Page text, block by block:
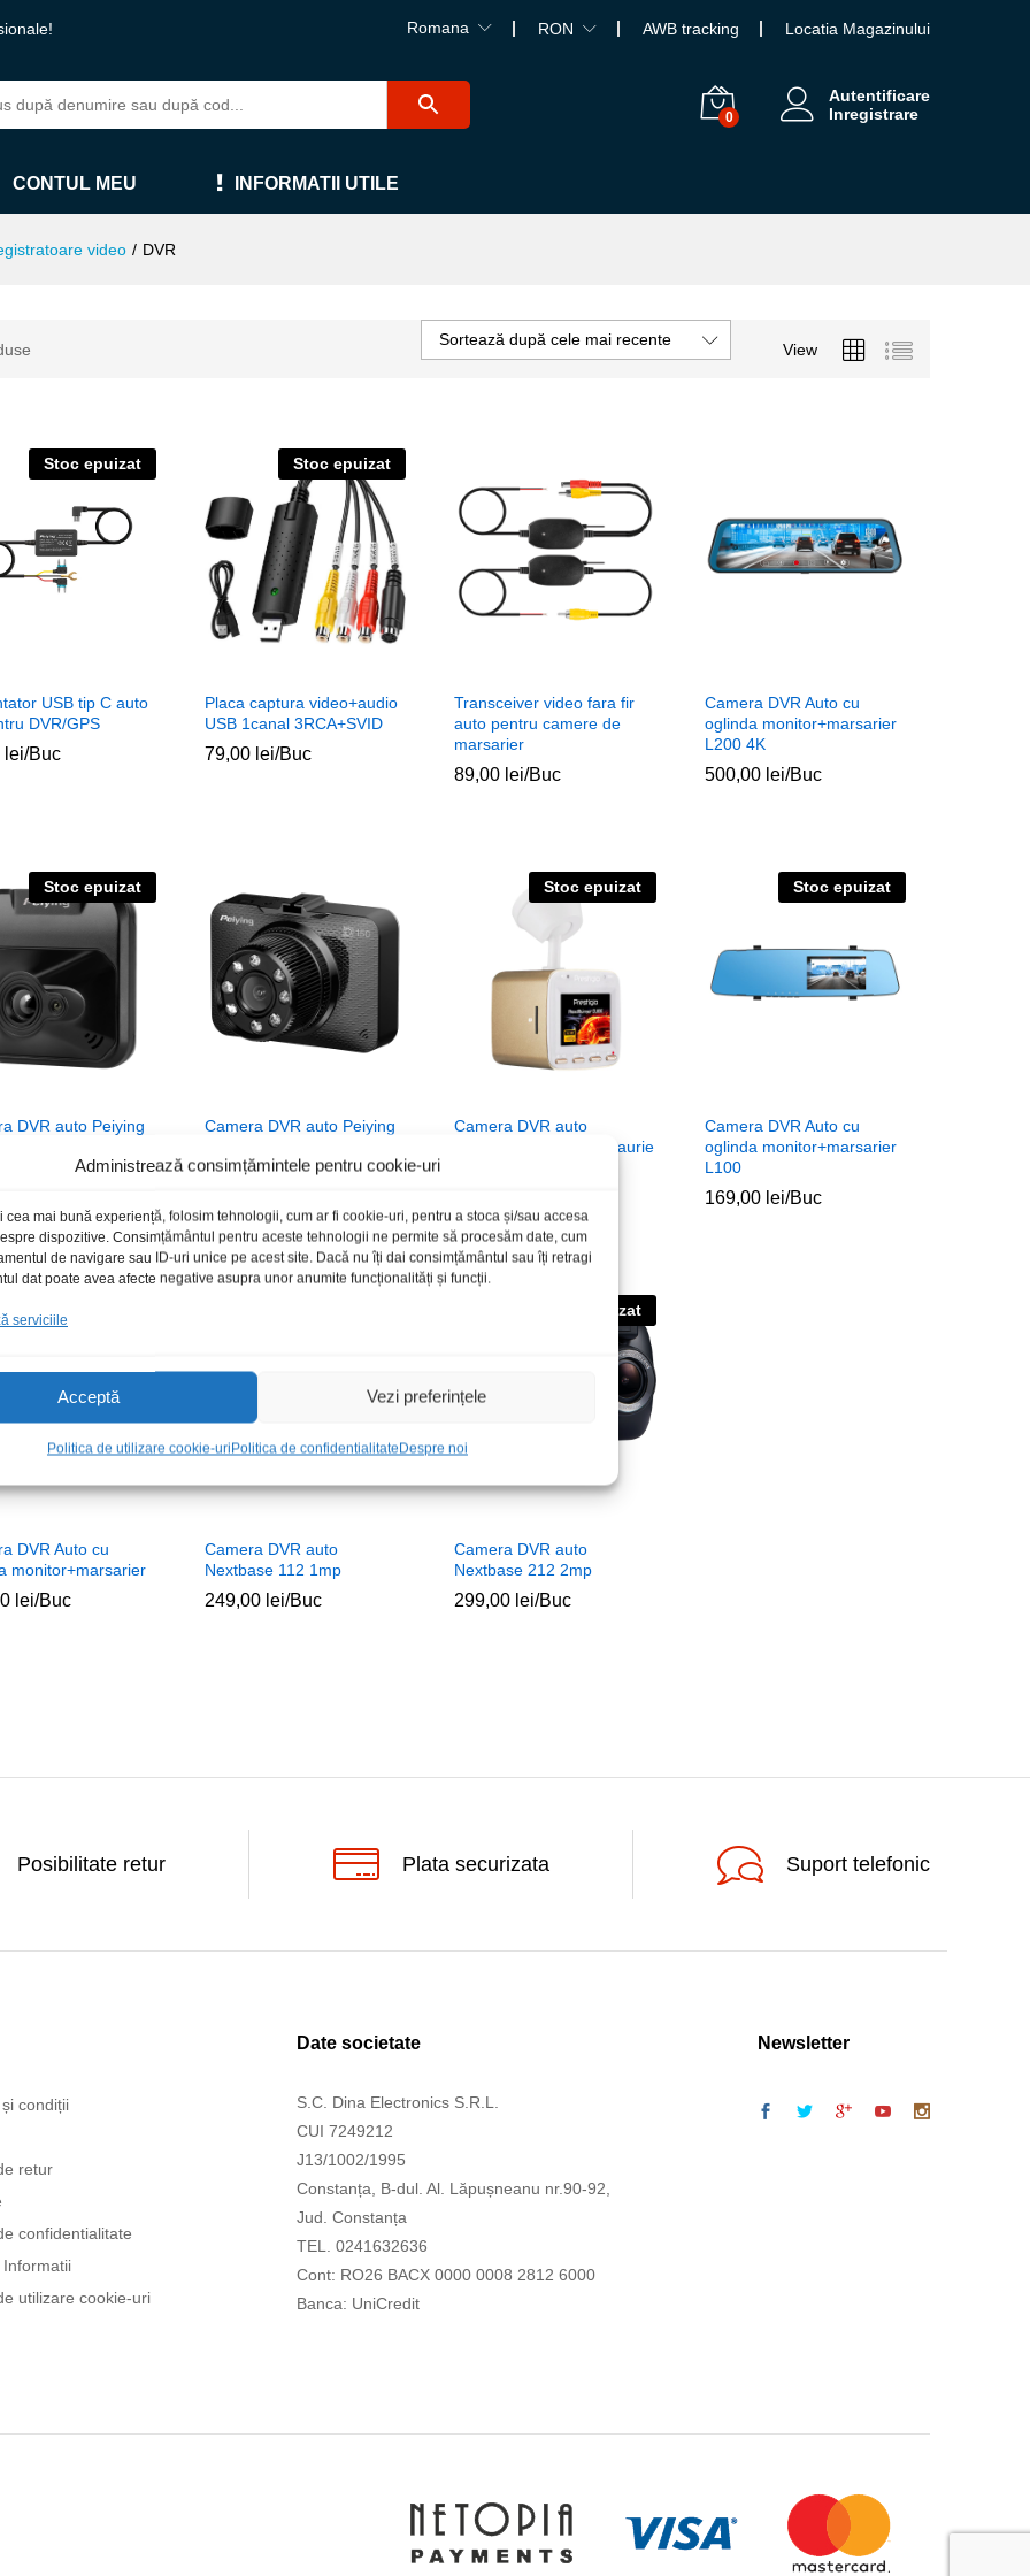
Administrează consimțămintele pentru cookie-uri
cea mai bună experiență, folosim tehnologii, cum ar fi cookie-uri, pentru a stoca și/sau accesa
dispozitive. Consimțământul pentru aceste tehnologii ne permite să procesăm date, cum
de navigare sau ID-uri unice pe acest site. Dacă nu îți dai consimțământul sau îți retragi
dat poate avea afecte negative asupra unor anumite funcționalități și funcții.
serviciile
Acceptă Vezi preferințele
Politica de utilizare cookie-uriPolitica de confidentialitateDespre noi
Romana RON AWB tracking Locatia Magazinului
0
Autentificare
Inregistrare
CONTUL MEU INFORMATII UTILE
video / DVR
View
Sortează după cele mai recente
Stoc epuizat
USB tip C auto
DVR/GPS
lei/Buc
lei
Stoc epuizat
Placa captura video+audio
USB 1canal 3RCA+SVID
79,00 lei/Buc
79,00 lei
Transceiver video fara fir
auto pentru camere de
marsarier
89,00 lei/Buc
89,00 lei
Camera DVR Auto cu
oglinda monitor+marsarier
L200 4K
500,00 lei/Buc
500,00 lei
Stoc epuizat
DVR auto Peiying
Camera DVR auto Peiying
149,00lei/Buc
149,00lei
Stoc epuizat
Camera DVR auto
Roadrunner Cube alb-aurie
Stoc epuizat
Camera DVR Auto cu
oglinda monitor+marsarier
L100
169,00 lei/Buc
169,00 lei
DVR Auto cu
monitor+marsarier
lei/Buc
lei
Camera DVR auto
Nextbase 112 1mp
249,00 lei/Buc
249,00 lei
Stoc epuizat
Camera DVR auto
Nextbase 212 2mp
299,00 lei/Buc
299,00 lei
Posibilitate retur Plata securizata Suport telefonic
condiții
retur
confidentialitate
utilizare cookie-uri
Date societate
S.C. Dina Electronics S.R.L.
CUI 7249212
J13/1002/1995
Constanța, B-dul. Al. Lăpușneanu nr.90-92,
Jud. Constanța
TEL. 0241632636
Cont: RO26 BACX 0000 0008 2812 6000
Banca: UniCredit
Newsletter